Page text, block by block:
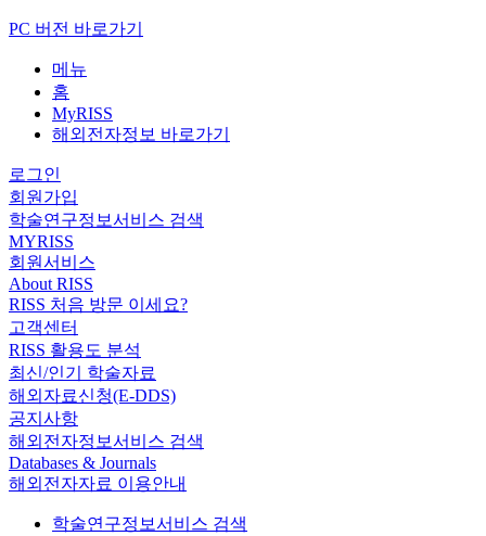
PC 버전 바로가기
메뉴
홈
MyRISS
해외전자정보 바로가기
로그인
회원가입
학술연구정보서비스 검색
MYRISS
회원서비스
About RISS
RISS 처음 방문 이세요?
고객센터
RISS 활용도 분석
최신/인기 학술자료
해외자료신청(E-DDS)
공지사항
해외전자정보서비스 검색
Databases & Journals
해외전자자료 이용안내
학술연구정보서비스 검색